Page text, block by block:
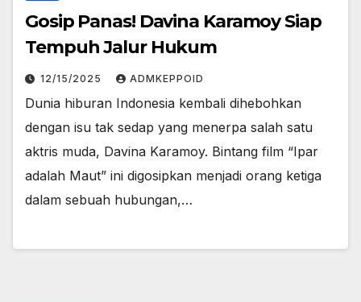
Gosip Panas! Davina Karamoy Siap
Tempuh Jalur Hukum
12/15/2025 ADMKEPPOID
Dunia hiburan Indonesia kembali dihebohkan
dengan isu tak sedap yang menerpa salah satu
aktris muda, Davina Karamoy. Bintang film “Ipar
adalah Maut” ini digosipkan menjadi orang ketiga
dalam sebuah hubungan,…